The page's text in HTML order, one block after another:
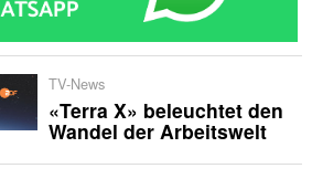
TV-News
«Terra X» beleuchtet den
Wandel der Arbeitswelt